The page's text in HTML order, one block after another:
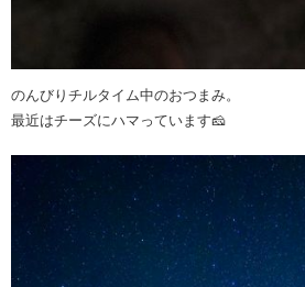
のんびりチルタイム中のおつまみ。
最近はチーズにハマっています🧀